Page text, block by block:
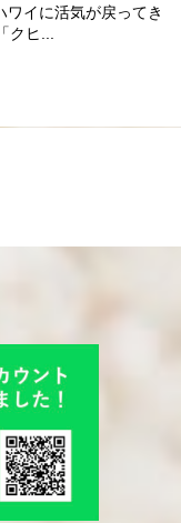
ワイに活気が戻ってき
クヒ...